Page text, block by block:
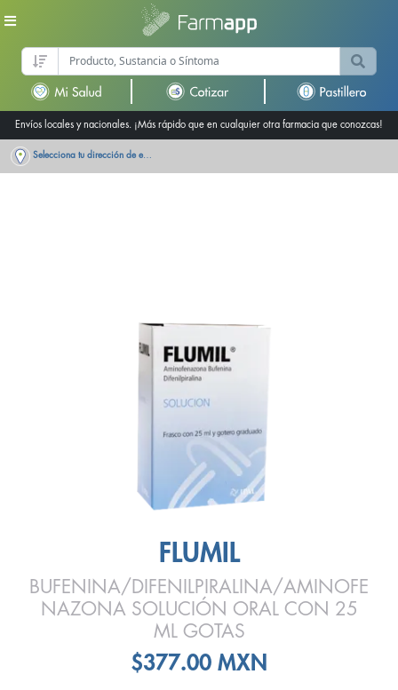
Envíos locales y nacionales. ¡Más rápido que en cualquier otra farmacia que conozcas!
Selecciona tu dirección de entrega
FLUMIL
BUFENINA/DIFENILPIRALINA/AMINOFE
NAZONA SOLUCIÓN ORAL CON 25
ML GOTAS
$377.00 MXN